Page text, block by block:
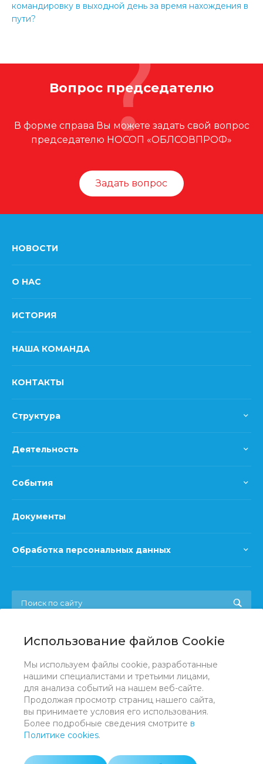
Использование файлов Cookie
Мы используем файлы cookie, разработанные
нашими специалистами и третьими лицами,
для анализа событий на нашем веб-сайте.
Продолжая просмотр страниц нашего сайта,
вы принимаете условия его использования.
Более подробные сведения смотрите в
Политике cookies.
командировку в выходной день за время нахождения в
пути?
Вопрос председателю
В форме справа Вы можете задать свой вопрос
председателю НОСОП «ОБЛСОВПРОФ»
Задать вопрос
НОВОСТИ
О НАС
ИСТОРИЯ
НАША КОМАНДА
КОНТАКТЫ
Структура
Деятельность
События
Документы
Обработка персональных данных
nnoblsovprof@yandex.ru
+7 (831) 422 60 63, 422 60 64
г. Нижний Новгород, пр. Гагарина, д. 29Б
Заказать звонок